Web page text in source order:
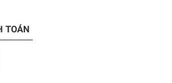
TOÁN